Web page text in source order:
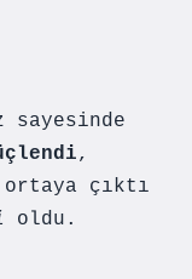
sayesinde
,
çıktı
oldu.